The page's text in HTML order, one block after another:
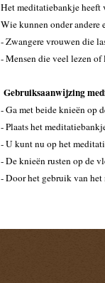
Het meditatiebankje heeft
Wie kunnen onder andere
- Zwangere vrouwen die
- Mensen die veel lezen of
Gebruiksaanwijzing
- Ga met beide knieën op
- Plaats het
- U kunt nu op het
- De knieën rusten op de
- Door het gebruik van